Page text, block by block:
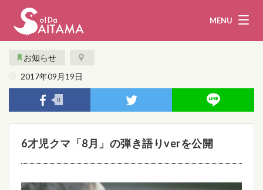
MENU
娯楽・観光
企業・団体 教育・医療
行政 まとめ！
地域から探す
お知らせ
2017年09月19日
0
6才児クマ「8月」の弾き語りverを公開